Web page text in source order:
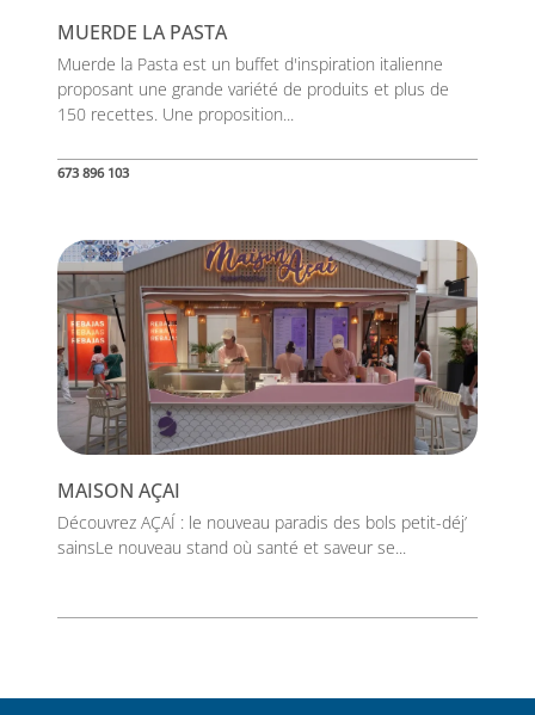
MUERDE LA PASTA
Muerde la Pasta est un buffet d'inspiration italienne
proposant une grande variété de produits et plus de
150 recettes. Une proposition...
673 896 103
MAISON AÇAI
Découvrez AÇAÍ : le nouveau paradis des bols petit-déj’
sainsLe nouveau stand où santé et saveur se...